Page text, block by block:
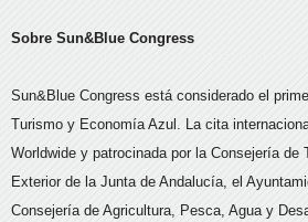
Sobre Sun&Blue Congress
Sun&Blue Congress está considerado el
Turismo y Economía Azul. La cita
Worldwide y patrocinada por la Consejería de
Exterior de la Junta de Andalucía, el
Consejería de Agricultura, Pesca, Agua y